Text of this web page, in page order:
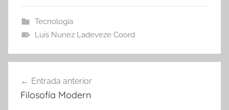
Tecnología
Luis Nunez Ladeveze Coord
de
Entrada anterior
Filosofía Modern